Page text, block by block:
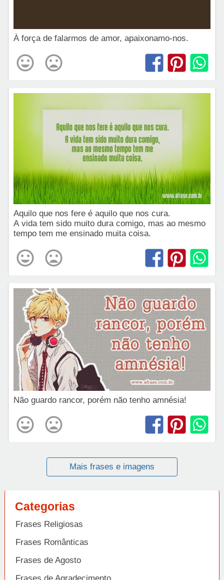
À força de falarmos de amor, apaixonamo-nos.
Aquilo que nos fere é aquilo que nos cura.
A vida tem sido muito dura comigo, mas ao mesmo
tempo tem me ensinado muita coisa.
Não guardo rancor, porém não tenho amnésia!
Mais frases e imagens
Categorias
Frases Religiosas
Frases Românticas
Frases de Agosto